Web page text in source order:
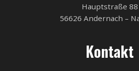
Hauptstraße 88
56626 Andernach –
Kontakt